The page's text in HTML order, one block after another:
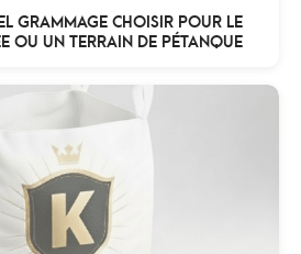
GRAMMAGE CHOISIR POUR LE
OU UN TERRAIN DE PÉTANQUE